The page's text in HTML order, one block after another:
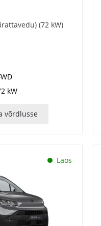
(72 kW)
kW
võrdlusse
Laos